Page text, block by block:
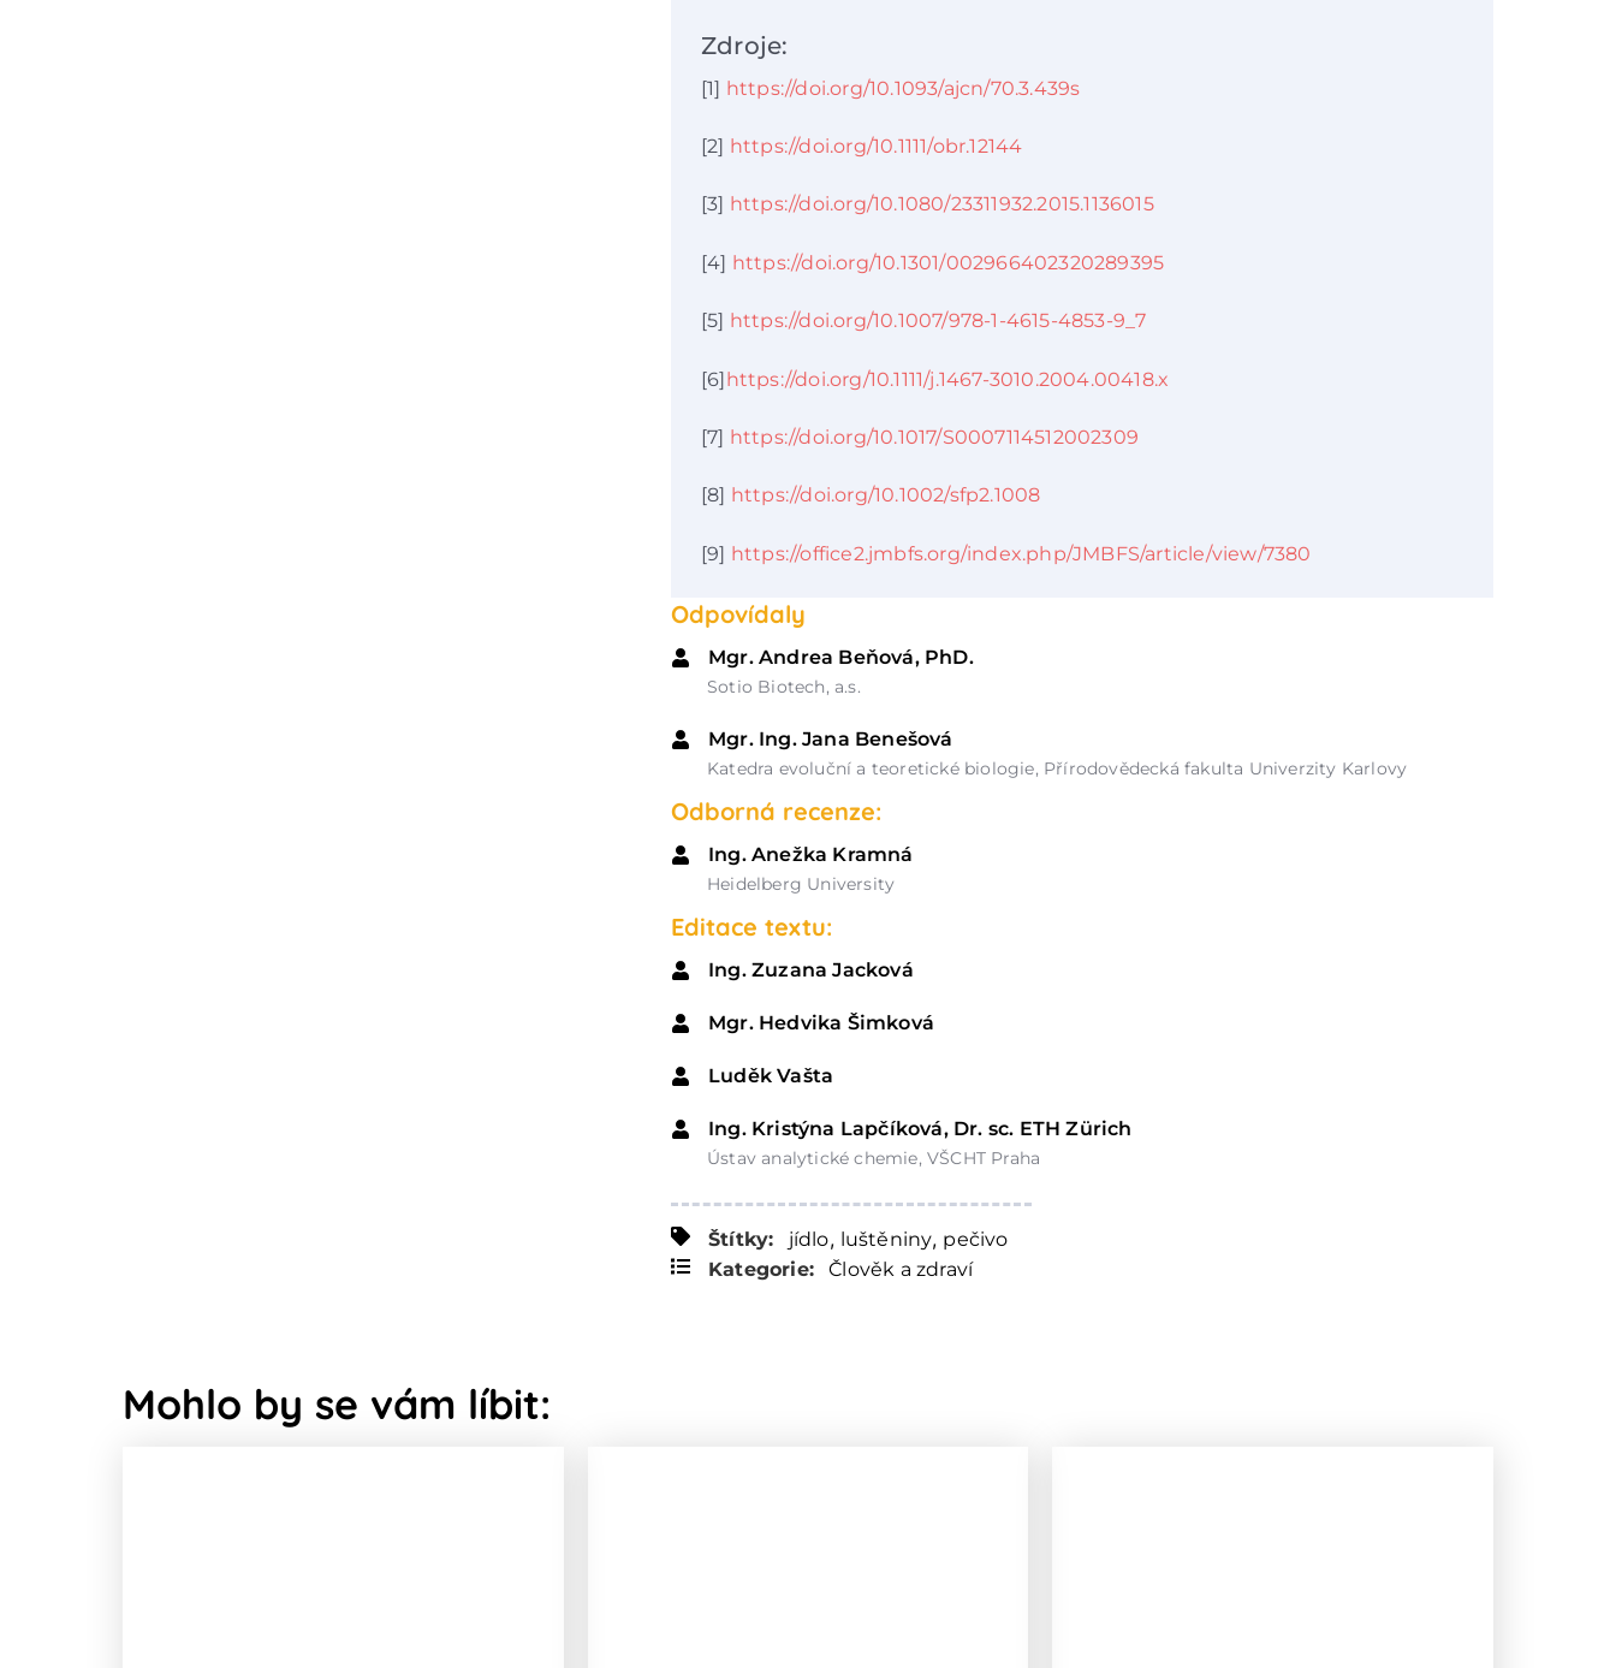
Zdroje:
[1] https://doi.org/10.1093/ajcn/70.3.439s
[2] https://doi.org/10.1111/obr.12144
[3] https://doi.org/10.1080/23311932.2015.1136015
[4] https://doi.org/10.1301/002966402320289395
[5] https://doi.org/10.1007/978-1-4615-4853-9_7
[6]https://doi.org/10.1111/j.1467-3010.2004.00418.x
[7] https://doi.org/10.1017/S0007114512002309
[8] https://doi.org/10.1002/sfp2.1008
[9] https://office2.jmbfs.org/index.php/JMBFS/article/view/7380
Odpovídaly
Mgr. Andrea Beňová, PhD.
Sotio Biotech, a.s.
Mgr. Ing. Jana Benešová
Katedra evoluční a teoretické biologie, Přírodovědecká fakulta Univerzity Karlovy
Odborná recenze:
Ing. Anežka Kramná
Heidelberg University
Editace textu:
Ing. Zuzana Jacková
Mgr. Hedvika Šimková
Luděk Vašta
Ing. Kristýna Lapčíková, Dr. sc. ETH Zürich
Ústav analytické chemie, VŠCHT Praha
Štítky: jídlo, luštěniny, pečivo
Kategorie:
Člověk a zdraví
Mohlo by se vám líbit: